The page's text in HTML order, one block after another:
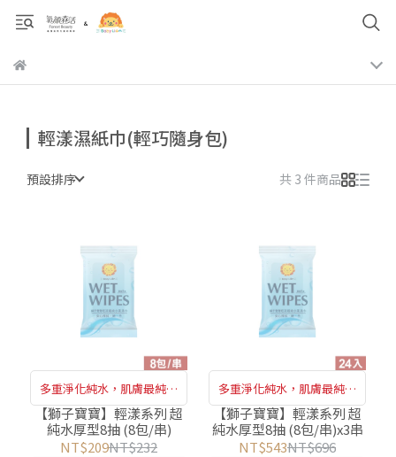
輕漾濕紙巾(輕巧隨身包)
預設排序 共 3 件商品
多重淨化純水，肌膚最純淨
的呵護
【獅子寶寶】輕漾系列 超
純水厚型8抽 (8包/串)
NT$209NT$232
多重淨化純水，肌膚最純淨
的呵護
【獅子寶寶】輕漾系列 超
純水厚型8抽 (8包/串)x3串
NT$543NT$696